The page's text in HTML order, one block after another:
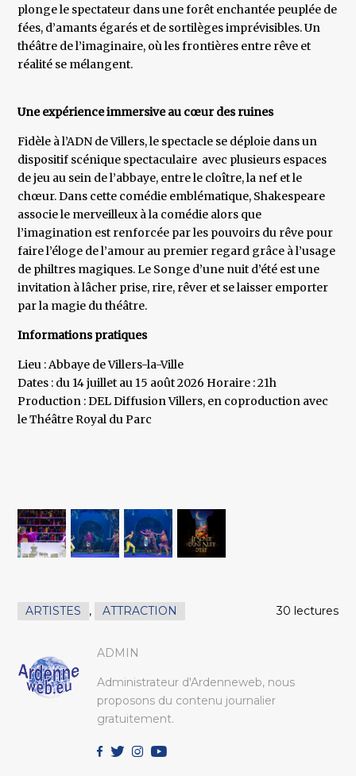
plonge le spectateur dans une forêt enchantée peuplée de
fées, d’amants égarés et de sortilèges imprévisibles. Un
théâtre de l’imaginaire, où les frontières entre rêve et
réalité se mélangent.
Une expérience immersive au cœur des ruines
Fidèle à l’ADN de Villers, le spectacle se déploie dans un
dispositif scénique spectaculaire avec plusieurs espaces
de jeu au sein de l’abbaye, entre le cloître, la nef et le
chœur. Dans cette comédie emblématique, Shakespeare
associe le merveilleux à la comédie alors que
l’imagination est renforcée par les pouvoirs du rêve pour
faire l’éloge de l’amour au premier regard grâce à l’usage
de philtres magiques. Le Songe d’une nuit d’été est une
invitation à lâcher prise, rire, rêver et se laisser emporter
par la magie du théâtre.
Informations pratiques
Lieu : Abbaye de Villers-la-Ville
Dates : du 14 juillet au 15 août 2026 Horaire : 21h
Production : DEL Diffusion Villers, en coproduction avec
le Théâtre Royal du Parc
ARTISTES , ATTRACTION 30 lectures
ADMIN
Administrateur d'Ardenneweb, nous
proposons du contenu journalier
gratuitement.